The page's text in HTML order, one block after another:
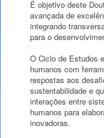
É objetivo deste
avançada de
integrando
para o
O Ciclo de Estudos
humanos com
respostas aos
sustentabilidade e
interações entre
humanos para
inovadoras.